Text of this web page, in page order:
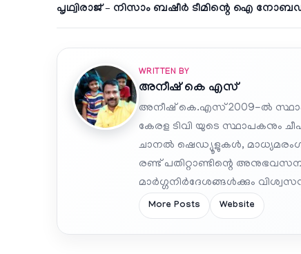
പൃഥ്വിരാജ് – നിസാം ബഷീർ ടീമിന്റെ ഐ
WRITTEN BY
അനീഷ്‌ കെ എസ്
അനീഷ് കെ.എസ് 2009-ൽ
കേരള ടിവി യുടെ സ്ഥാപകനും
ചാനൽ ഷെഡ്യൂളുകൾ,
രണ്ട് പതിറ്റാണ്ടിന്റെ
മാർഗ്ഗനിർദേശങ്ങൾക്കും
More Posts Website